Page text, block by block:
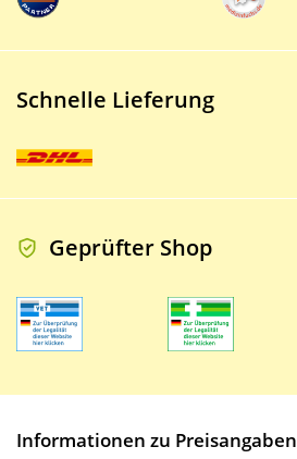
Schnelle Lieferung
Geprüfter Shop
Informationen zu Preisangaben